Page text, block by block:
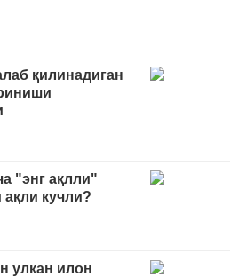
қилинадиган
"энг ақлли"
ақли кучли?
улкан илон